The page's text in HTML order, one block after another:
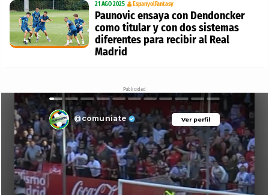
21 AGO 2025 EspanyolFantasy
Paunovic ensaya con Dendoncker
como titular y con dos sistemas
diferentes para recibir al Real
Madrid
Publicidad
Ver perfil
@comuniate Ver perfil